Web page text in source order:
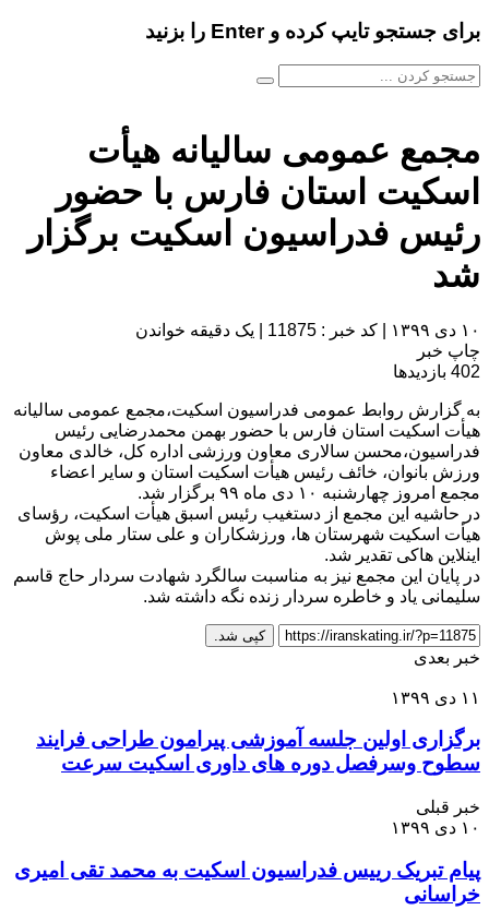
برای جستجو تایپ کرده و Enter را بزنید
مجمع عمومی سالیانه هیأت
اسکیت استان فارس با حضور
رئیس فدراسیون اسکیت برگزار
شد
۱۰ دی ۱۳۹۹ کد خبر : 11875
یک دقیقه خواندن
چاپ خبر
402 بازدیدها
به گزارش روابط عمومی فدراسیون اسکیت،مجمع عمومی سالیانه
هیأت اسکیت استان فارس با حضور بهمن محمدرضایی رئیس
فدراسیون،محسن سالاری معاون ورزشی اداره کل، خالدی معاون
ورزش بانوان، خائف رئیس هیأت اسکیت استان و سایر اعضاء
مجمع امروز چهارشنبه ۱۰ دی ماه ۹۹ برگزار شد.
در حاشیه این مجمع از دستغیب رئیس اسبق هیأت اسکیت، رؤسای
هیأت اسکیت شهرستان ها، ورزشکاران و علی ستار ملی پوش
اینلاین هاکی تقدیر شد.
در پایان این مجمع نیز به مناسبت سالگرد شهادت سردار حاج قاسم
سلیمانی یاد و خاطره سردار زنده نگه داشته شد.
کپی شد.
خبر بعدی
۱۱ دی ۱۳۹۹
برگزاری اولین جلسه آموزشی پیرامون طراحی فرایند
سطوح وسرفصل دوره های داوری اسکیت سرعت
خبر قبلی
۱۰ دی ۱۳۹۹
پیام تبریک رییس فدراسیون اسکیت به محمد تقی امیری
خراسانی